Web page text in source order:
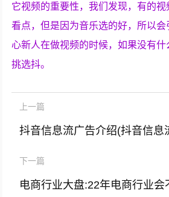
它视频的重要性，我们发现，有的
看点，但是因为音乐选的好，所以
心新人在做视频的时候，如果没有
挑选抖。
上一篇
抖音信息流广告介绍(抖音信息
下一篇